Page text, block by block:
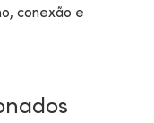
conexão e